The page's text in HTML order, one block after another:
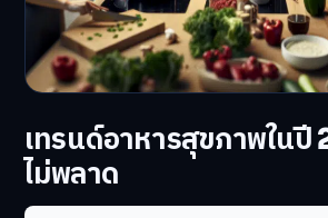
เทรนด์อาหารสุขภาพในปี
ไม่พลาด